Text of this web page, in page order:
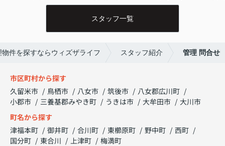
スタッフ一覧
件を探すならウィズザライフ スタッフ紹介 管理 問合せ
市区町村から探す
久留米市
鳥栖市 八女市 筑後市
八女郡広川町
小郡市
三養基郡みやき町 うきは市 大牟田市
大川市
町名から探す
津福本町
御井町 合川町 東櫛原町 野中町
西町
国分町
東合川 上津町
梅満町